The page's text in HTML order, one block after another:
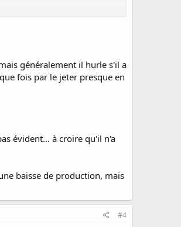
généralement il hurle s'il a
fois par le jeter presque en
évident… à croire qu'il n'a
baisse de production, mais
#4